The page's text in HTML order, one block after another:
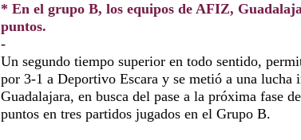
* En el grupo B, los equipos de AFIZ,
puntos.
-
Un segundo tiempo superior en todo sentido,
por 3-1 a Deportivo Escara y se metió a una lucha
Guadalajara, en busca del pase a la próxima fase
puntos en tres partidos jugados en el Grupo B.